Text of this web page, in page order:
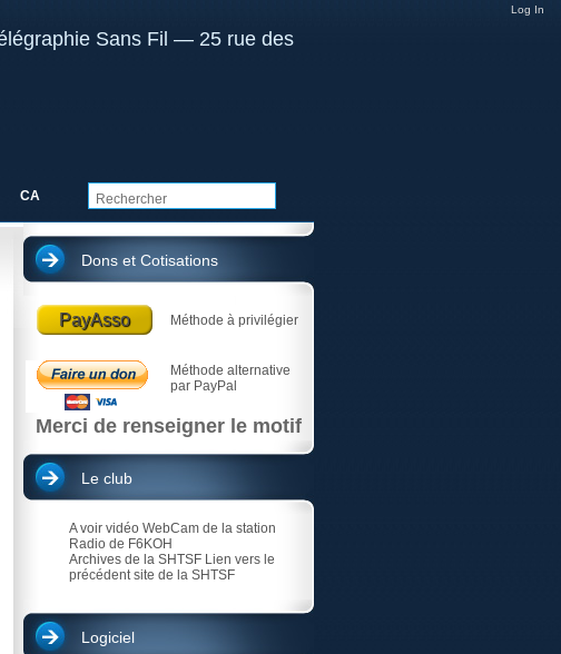
Dons et Cotisations
PayAsso Méthode à privilégier
Méthode alternative
par PayPal
Merci de renseigner le motif
Le club
A voir vidéo WebCam de la station
Radio de F6KOH
Archives de la SHTSF Lien vers le
précédent site de la SHTSF
Logiciel
CA
Log In